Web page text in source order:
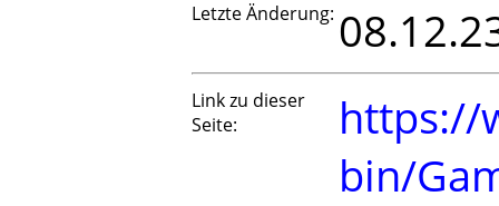
Letzte Änderung:
Link zu dieser
Seite:
https://
bin/